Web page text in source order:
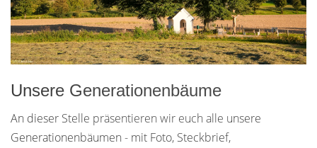
Unsere Generationenbäume
An dieser Stelle präsentieren wir euch alle unsere
Generationenbäumen - mit Foto, Steckbrief,